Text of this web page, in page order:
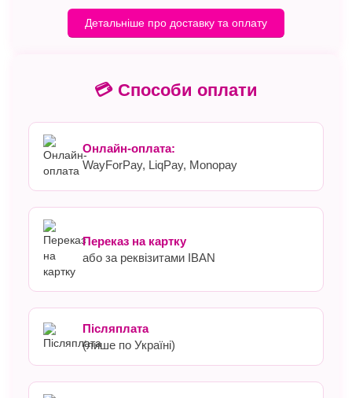
Детальніше про доставку та оплату
💳 Способи оплати
Онлайн-оплата:
WayForPay, LiqPay, Monopay
Переказ на картку
або за реквізитами IBAN
Післяплата
(лише по Україні)